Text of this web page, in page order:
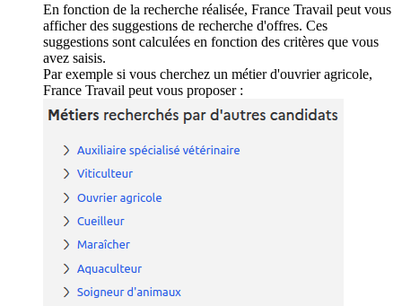
En fonction de la recherche réalisée, France Travail peut vous
afficher des suggestions de recherche d'offres. Ces
suggestions sont calculées en fonction des critères que vous
avez saisis.
Par exemple si vous cherchez un métier d'ouvrier agricole,
France Travail peut vous proposer :